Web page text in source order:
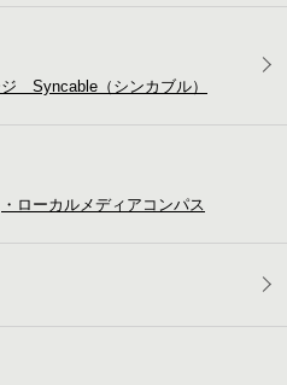
ジ Syncable（シンカブル）
・ローカルメディア コンパス